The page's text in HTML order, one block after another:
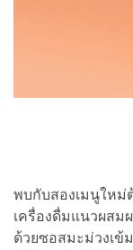
พบกับสองเมนูใหม่
เครื่องดื่มแนวผสม
ด้วยซอสมะม่วงเข้